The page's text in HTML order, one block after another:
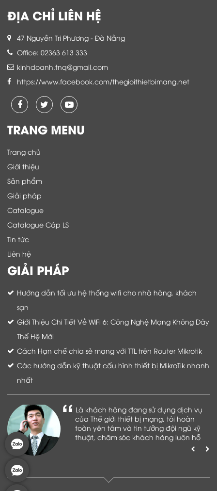
ĐỊA CHỈ LIÊN HỆ
47 Nguyễn Tri Phương - Đà Nẵng
Office: 02363 613 333
kinhdoanh.tnq@gmail.com
https://www.facebook.com/thegioithietbimang.net
TRANG MENU
Trang chủ
Giới thiệu
Sản phẩm
Giải pháp
Catalogue
Catalogue Cáp LS
Tin tức
Liên hệ
GIẢI PHÁP
Hướng dẫn tối ưu hệ thống wifi cho nhà hàng, khách
sạn
Giới Thiệu Chi Tiết Về WiFi 6: Công Nghệ Mạng Không Dây
Thế Hệ Mới
Cách Hạn chế chia sẻ mạng với TTL trên Router Mikrotik
Các hướng dẫn kỹ thuật cấu hình thiết bị MikroTik nhanh
nhất
Là khách hàng đang sử dụng dịch vụ
của Thế giới thiết bị mạng, tôi hoàn
toàn yên tâm và tin tưởng đội ngũ kỹ
thuật, chăm sóc khách hàng luôn hỗ